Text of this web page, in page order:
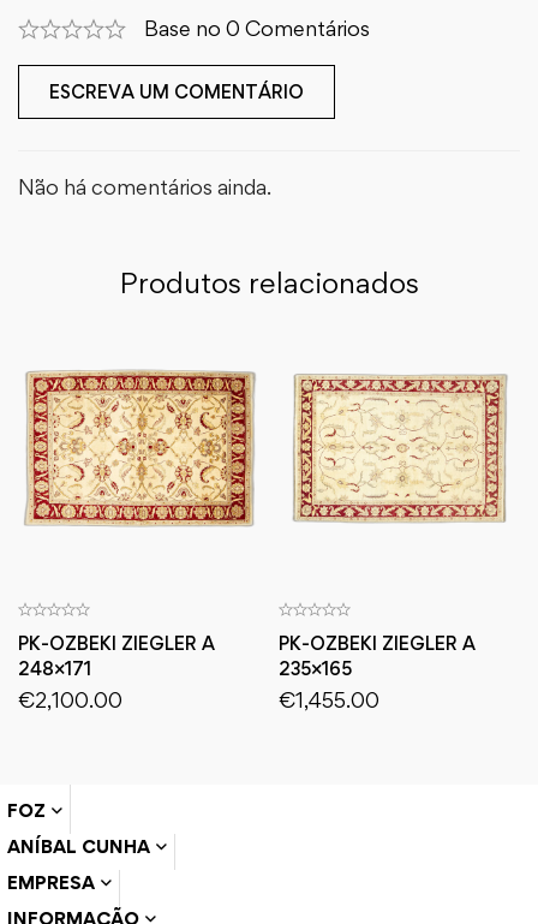
Base no 0 Comentários
ESCREVA UM COMENTÁRIO
Não há comentários ainda.
Produtos relacionados
PK-OZBEKI ZIEGLER A
248×171
€2,100.00
PK-OZBEKI ZIEGLER A
235×165
€1,455.00
FOZ
ANÍBAL CUNHA
EMPRESA
INFORMAÇÃO